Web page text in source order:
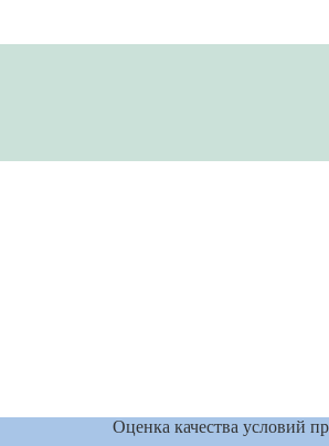
Оценка качества условий